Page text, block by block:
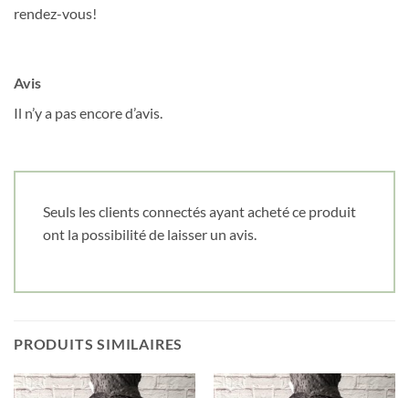
rendez-vous!
Avis
Il n’y a pas encore d’avis.
Seuls les clients connectés ayant acheté ce produit
ont la possibilité de laisser un avis.
PRODUITS SIMILAIRES
Date de naissance